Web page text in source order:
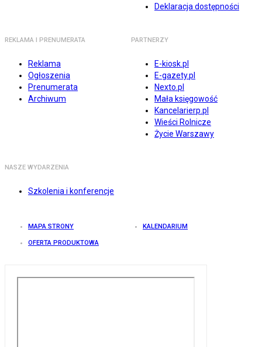
Deklaracja dostępności
REKLAMA I PRENUMERATA
Reklama
Ogłoszenia
Prenumerata
Archiwum
PARTNERZY
E-kiosk.pl
E-gazety.pl
Nexto.pl
Mała księgowość
Kancelarierp.pl
Wieści Rolnicze
Życie Warszawy
NASZE WYDARZENIA
Szkolenia i konferencje
MAPA STRONY KALENDARIUM
OFERTA PRODUKTOWA